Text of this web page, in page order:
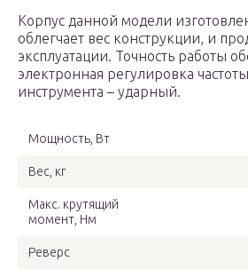
Корпус данной модели
облегчает вес конструкции, и
эксплуатации. Точность работы
электронная регулировка
инструмента – ударный.
Мощность, Вт
Вес, кг
Макс. крутящий
момент, Нм
Реверс